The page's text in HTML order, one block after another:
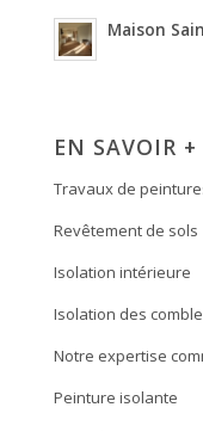
Maison
EN SAVOIR +
Travaux de
Revêtement de sols
Isolation intérieure
Isolation des
Notre expertise
Peinture isolante